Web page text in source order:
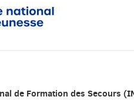
de Formation des Secours